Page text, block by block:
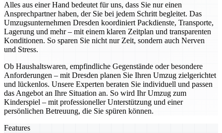
Alles aus einer Hand bedeutet für uns, dass Sie nur einen
Ansprechpartner haben, der Sie bei jedem Schritt begleitet. Das
Umzugsunternehmen Dresden koordiniert Packdienste, Transporte,
Lagerung und mehr – mit einem klaren Zeitplan und transparenten
Konditionen. So sparen Sie nicht nur Zeit, sondern auch Nerven
und Stress.
Ob Haushaltswaren, empfindliche Gegenstände oder besondere
Anforderungen – mit Dresden planen Sie Ihren Umzug zielgerichtet
und lückenlos. Unsere Experten beraten Sie individuell und passen
das Angebot an Ihre Situation an. So wird Ihr Umzug zum
Kinderspiel – mit professioneller Unterstützung und einer
persönlichen Betreuung, die Sie spüren können.
Features